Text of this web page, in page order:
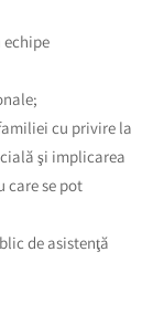
cu privire la
şi implicarea
care se pot
de asistenţă